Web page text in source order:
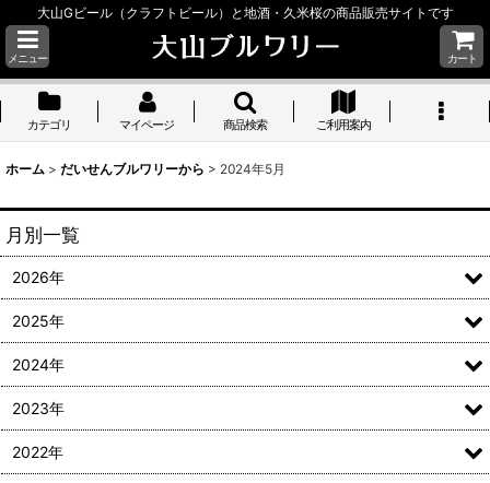
大山Gビール（クラフトビール）と地酒・久米桜の商品販売サイトです
メニュー カート
カテゴリ マイページ 商品検索 ご利用案内
ホーム > だいせんブルワリーから > 2024年5月
月別一覧
2026年
2025年
2024年
2023年
2022年